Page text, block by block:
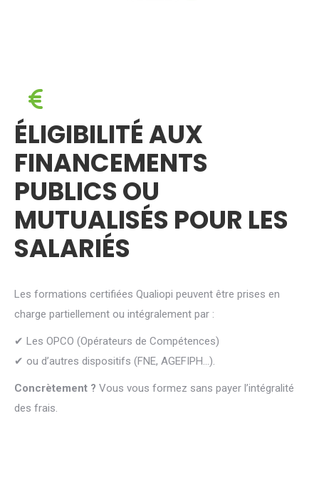
ÉLIGIBILITÉ AUX
FINANCEMENTS
PUBLICS OU
MUTUALISÉS POUR LES
SALARIÉS
Les formations certifiées Qualiopi peuvent être prises en
charge partiellement ou intégralement par :
✔ Les OPCO (Opérateurs de Compétences)
✔ ou d’autres dispositifs (FNE, AGEFIPH…).
Concrètement ? Vous vous formez sans payer l’intégralité
des frais.